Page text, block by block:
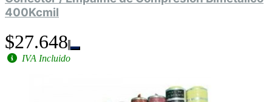
400Kcmil
$27.648
IVA Incluido